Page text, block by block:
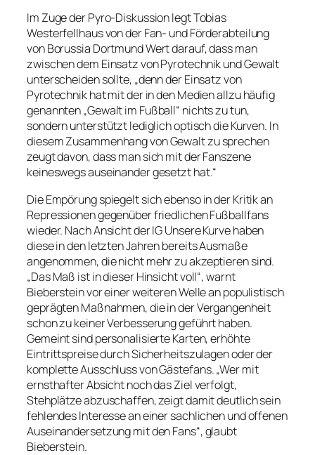
Im Zuge der Pyro-Diskussion legt Tobias
Westerfellhaus von der Fan- und Förderabteilung
von Borussia Dortmund Wert darauf, dass man
zwischen dem Einsatz von Pyrotechnik und Gewalt
unterscheiden sollte, „denn der Einsatz von
Pyrotechnik hat mit der in den Medien allzu häufig
genannten „Gewalt im Fußball“ nichts zu tun,
sondern unterstützt lediglich optisch die Kurven. In
diesem Zusammenhang von Gewalt zu sprechen
zeugt davon, dass man sich mit der Fanszene
keineswegs auseinander gesetzt hat.“
Die Empörung spiegelt sich ebenso in der Kritik an
Repressionen gegenüber friedlichen Fußballfans
wieder. Nach Ansicht der IG Unsere Kurve haben
diese in den letzten Jahren bereits Ausmaße
angenommen, die nicht mehr zu akzeptieren sind.
„Das Maß ist in dieser Hinsicht voll“, warnt
Bieberstein vor einer weiteren Welle an populistisch
geprägten Maßnahmen, die in der Vergangenheit
schon zu keiner Verbesserung geführt haben.
Gemeint sind personalisierte Karten, erhöhte
Eintrittspreise durch Sicherheitszulagen oder der
komplette Ausschluss von Gästefans. „Wer mit
ernsthafter Absicht noch das Ziel verfolgt,
Stehplätze abzuschaffen, zeigt damit deutlich sein
fehlendes Interesse an einer sachlichen und offenen
Auseinandersetzung mit den Fans“, glaubt
Bieberstein.